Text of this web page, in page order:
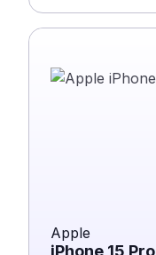
Apple
iPhone 15 Pro